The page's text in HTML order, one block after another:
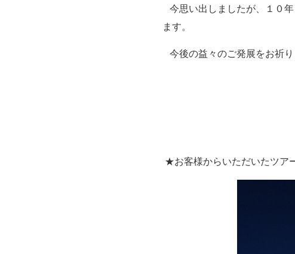
今思い出しましたが、１０
ます。
今後の益々のご発展をお祈り
kajipon
★お客様からいただいたツア